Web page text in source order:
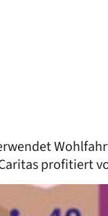
profitiert